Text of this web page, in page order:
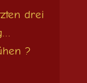
drei
?